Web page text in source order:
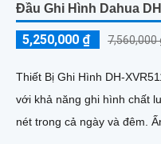
Đầu Ghi Hình Dahua
5,250,000 ₫ 7,560,000
Thiết Bị Ghi Hình DH-
với khả năng ghi hình chất